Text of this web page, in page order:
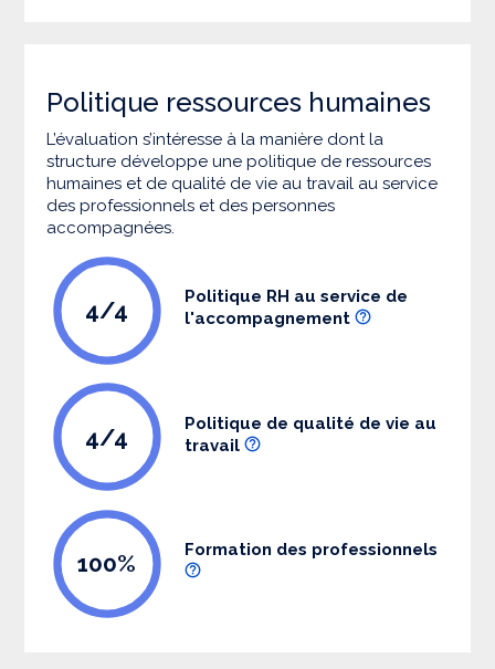
Politique ressources humaines
L’évaluation s’intéresse à la manière dont la
structure développe une politique de ressources
humaines et de qualité de vie au travail au service
des professionnels et des personnes
accompagnées.
4/4
Politique RH au service de
l'accompagnement
4/4
Politique de qualité de vie au
travail
100% Formation des professionnels